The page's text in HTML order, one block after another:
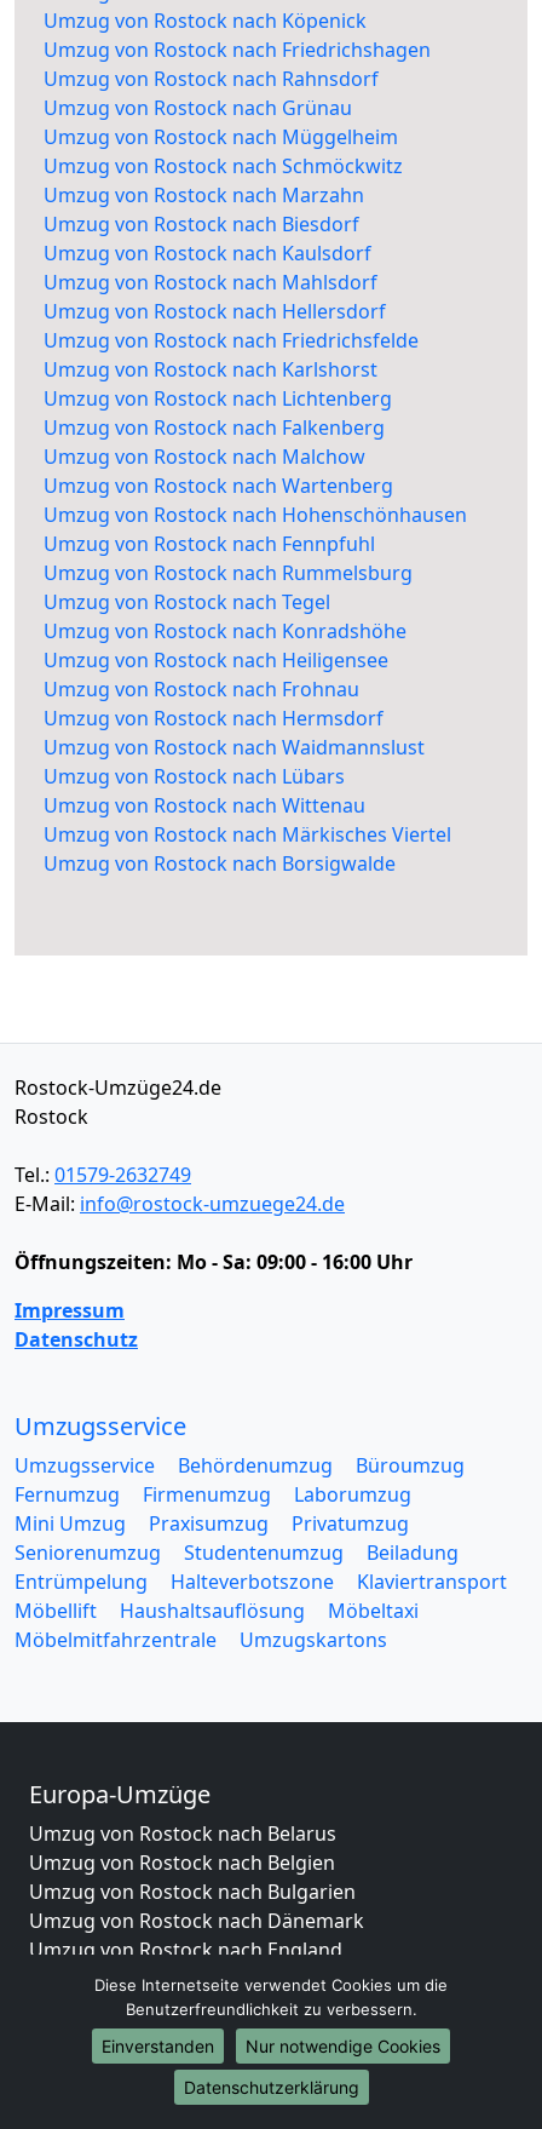
Umzug von Rostock nach Köpenick
Umzug von Rostock nach Friedrichshagen
Umzug von Rostock nach Rahnsdorf
Umzug von Rostock nach Grünau
Umzug von Rostock nach Müggelheim
Umzug von Rostock nach Schmöckwitz
Umzug von Rostock nach Marzahn
Umzug von Rostock nach Biesdorf
Umzug von Rostock nach Kaulsdorf
Umzug von Rostock nach Mahlsdorf
Umzug von Rostock nach Hellersdorf
Umzug von Rostock nach Friedrichsfelde
Umzug von Rostock nach Karlshorst
Umzug von Rostock nach Lichtenberg
Umzug von Rostock nach Falkenberg
Umzug von Rostock nach Malchow
Umzug von Rostock nach Wartenberg
Umzug von Rostock nach Hohenschönhausen
Umzug von Rostock nach Fennpfuhl
Umzug von Rostock nach Rummelsburg
Umzug von Rostock nach Tegel
Umzug von Rostock nach Konradshöhe
Umzug von Rostock nach Heiligensee
Umzug von Rostock nach Frohnau
Umzug von Rostock nach Hermsdorf
Umzug von Rostock nach Waidmannslust
Umzug von Rostock nach Lübars
Umzug von Rostock nach Wittenau
Umzug von Rostock nach Märkisches Viertel
Umzug von Rostock nach Borsigwalde
Rostock-Umzüge24.de
Rostock
Tel.: 01579-2632749
E-Mail: info@rostock-umzuege24.de
Öffnungszeiten: Mo - Sa: 09:00 - 16:00 Uhr
Impressum
Datenschutz
Umzugsservice
Umzugsservice Behördenumzug
Büroumzug
Fernumzug
Firmenumzug
Laborumzug
Mini Umzug
Praxisumzug
Privatumzug
Seniorenumzug
Studentenumzug
Beiladung
Entrümpelung
Halteverbotszone
Klaviertransport
Möbellift
Haushaltsauflösung
Möbeltaxi
Möbelmitfahrzentrale
Umzugskartons
Europa-Umzüge
Umzug von Rostock nach Belarus
Umzug von Rostock nach Belgien
Umzug von Rostock nach Bulgarien
Umzug von Rostock nach Dänemark
Umzug von Rostock nach England
Umzug von Rostock nach Portugal
Umzug von Rostock nach Bosnien und Herzegowina
Umzug von Rostock nach Irland
Umzug von Rostock nach Lettland
Umzug von Rostock nach Zypern
Diese Internetseite verwendet Cookies um die
Benutzerfreundlichkeit zu verbessern.
Einverstanden
Nur notwendige Cookies
Datenschutzerklärung